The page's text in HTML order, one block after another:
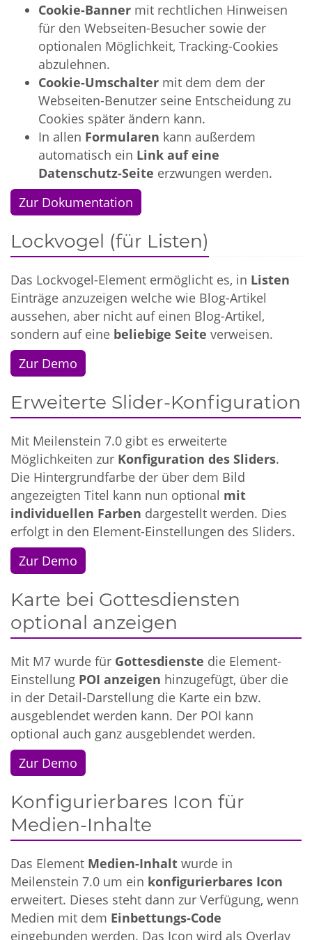
Cookie-Banner mit rechtlichen Hinweisen
für den Webseiten-Besucher sowie der
optionalen Möglichkeit, Tracking-Cookies
abzulehnen.
Cookie-Umschalter mit dem dem der
Webseiten-Benutzer seine Entscheidung zu
Cookies später ändern kann.
In allen Formularen kann außerdem
automatisch ein Link auf eine
Datenschutz-Seite erzwungen werden.
Zur Dokumentation
Lockvogel (für Listen)
Das Lockvogel-Element ermöglicht es, in Listen
Einträge anzuzeigen welche wie Blog-Artikel
aussehen, aber nicht auf einen Blog-Artikel,
sondern auf eine beliebige Seite verweisen.
Zur Demo
Erweiterte Slider-Konfiguration
Mit Meilenstein 7.0 gibt es erweiterte
Möglichkeiten zur Konfiguration des Sliders.
Die Hintergrundfarbe der über dem Bild
angezeigten Titel kann nun optional mit
individuellen Farben dargestellt werden. Dies
erfolgt in den Element-Einstellungen des Sliders.
Zur Demo
Karte bei Gottesdiensten
optional anzeigen
Mit M7 wurde für Gottesdienste die Element-
Einstellung POI anzeigen hinzugefügt, über die
in der Detail-Darstellung die Karte ein bzw.
ausgeblendet werden kann. Der POI kann
optional auch ganz ausgeblendet werden.
Zur Demo
Konfigurierbares Icon für
Medien-Inhalte
Das Element Medien-Inhalt wurde in
Meilenstein 7.0 um ein konfigurierbares Icon
erweitert. Dieses steht dann zur Verfügung, wenn
Medien mit dem Einbettungs-Code
eingebunden werden. Das Icon wird als Overlay